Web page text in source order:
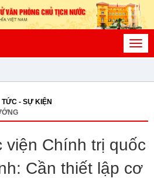
TỨC - SỰ KIỆN
viện Chính trị quốc
Cần thiết lập cơ